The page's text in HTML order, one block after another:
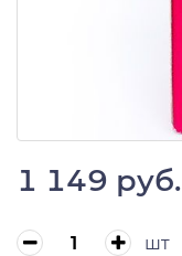
1 149 руб.
шт